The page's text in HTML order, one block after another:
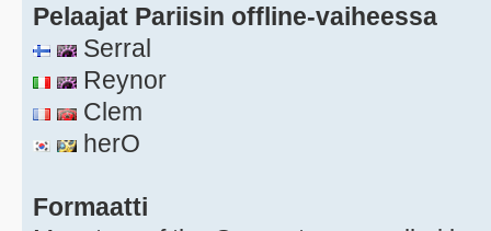
Pelaajat Pariisin offline-vaiheessa
Serral
Reynor
Clem
herO
Formaatti